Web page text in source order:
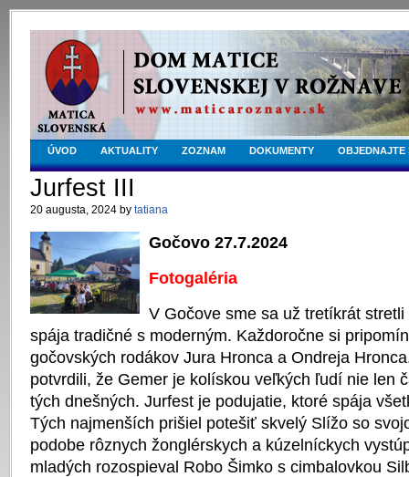
ÚVOD AKTUALITY ZOZNAM DOKUMENTY OBJEDNAJTE
Jurfest III
20 augusta, 2024 by tatiana
Gočovo 27.7.2024
Fotogaléria
V Gočove sme sa už tretíkrát
spája tradičné s moderným. Každoročne si
gočovských rodákov Jura Hronca a Ondreja
potvrdili, že Gemer je kolískou veľkých ľudí nie len
tých dnešných. Jurfest je podujatie, ktoré spája
Tých najmenších prišiel potešiť skvelý Slížo so
podobe rôznych žonglérskych a kúzelníckych
mladých rozospieval Robo Šimko s cimbalovkou